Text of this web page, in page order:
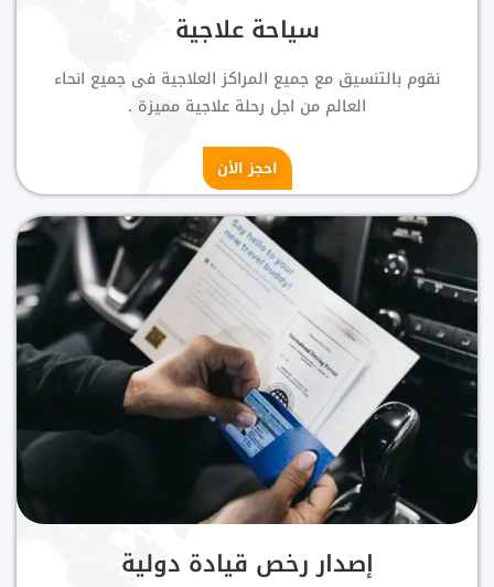
سياحة علاجية
نقوم بالتنسيق مع جميع المراكز العلاجية فى جميع انحاء
العالم من اجل رحلة علاجية مميزة .
احجز الأن
إصدار رخص قيادة دولية